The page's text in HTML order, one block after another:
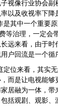
视像行业协会
以及收视率下降
是其中一个重要
等治理，一定会
远来看，由于
户回流是一个循
位来看，其实无
而是让电视能
居融为一体，
括观剧、观影、